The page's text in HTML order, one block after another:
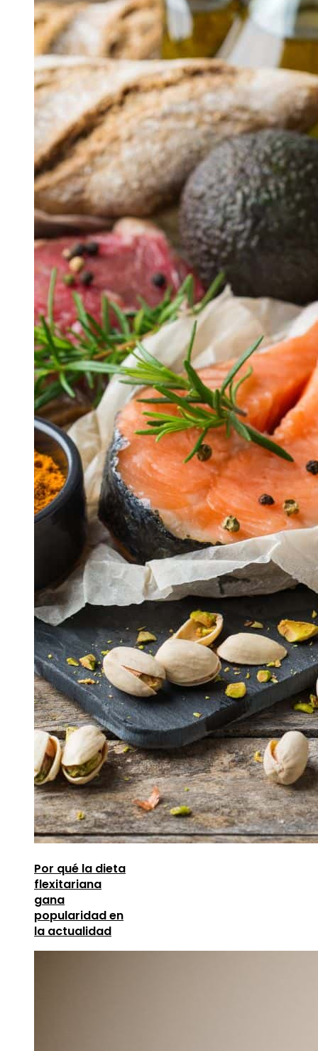
Por qué la dieta
flexitariana
gana
popularidad en
la actualidad